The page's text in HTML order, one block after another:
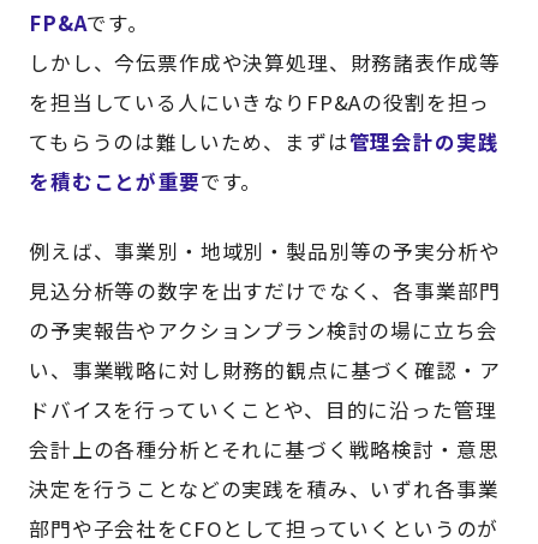
FP&Aです。
しかし、今伝票作成や決算処理、財務諸表作成等
を担当している人にいきなりFP&Aの役割を担っ
てもらうのは難しいため、まずは管理会計の実践
を積むことが重要です。
例えば、事業別・地域別・製品別等の予実分析や
見込分析等の数字を出すだけでなく、各事業部門
の予実報告やアクションプラン検討の場に立ち会
い、事業戦略に対し財務的観点に基づく確認・ア
ドバイスを行っていくことや、目的に沿った管理
会計上の各種分析とそれに基づく戦略検討・意思
決定を行うことなどの実践を積み、いずれ各事業
部門や子会社をCFOとして担っていくというのが